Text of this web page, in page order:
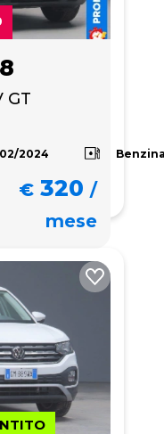
GT
02/2024
€ 320 /
mese